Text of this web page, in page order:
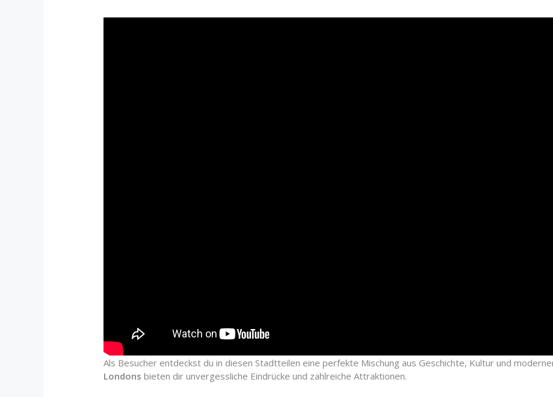
Als Besucher entdeckst du in diesen Stadtteilen eine perfekte Mischung aus Geschichte, Kultur und
Londons bieten dir unvergessliche Eindrücke und zahlreiche Attraktionen.